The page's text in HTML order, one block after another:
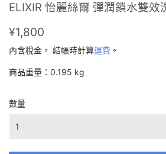
ELIXIR 怡麗絲爾 彈潤鎖水雙效
¥1,800
內含稅金。 結帳時計算運費 。
商品重量：0.195 kg
數量